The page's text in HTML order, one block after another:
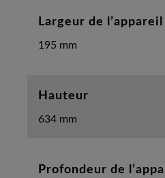
Largeur de l’appareil
195 mm
Hauteur
634 mm
Profondeur de